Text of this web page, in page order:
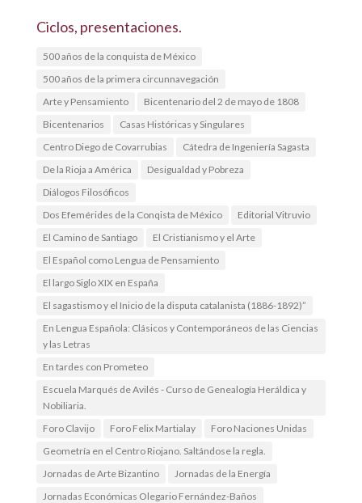
Ciclos, presentaciones.
500 años de la conquista de México
500 años de la primera circunnavegación
Arte y Pensamiento
Bicentenario del 2 de mayo de 1808
Bicentenarios
Casas Históricas y Singulares
Centro Diego de Covarrubias
Cátedra de Ingeniería Sagasta
De la Rioja a América
Desigualdad y Pobreza
Diálogos Filosóficos
Dos Efemérides de la Conqista de México
Editorial Vitruvio
El Camino de Santiago
El Cristianismo y el Arte
El Español como Lengua de Pensamiento
El largo Siglo XIX en España
El sagastismo y el Inicio de la disputa catalanista (1886-1892)”
En Lengua Española: Clásicos y Contemporáneos de las Ciencias
y las Letras
En tardes con Prometeo
Escuela Marqués de Avilés - Curso de Genealogía Heráldica y
Nobiliaria.
Foro Clavijo
Foro Felix Martialay
Foro Naciones Unidas
Geometría en el Centro Riojano. Saltándose la regla.
Jornadas de Arte Bizantino
Jornadas de la Energía
Jornadas Económicas Olegario Fernández-Baños